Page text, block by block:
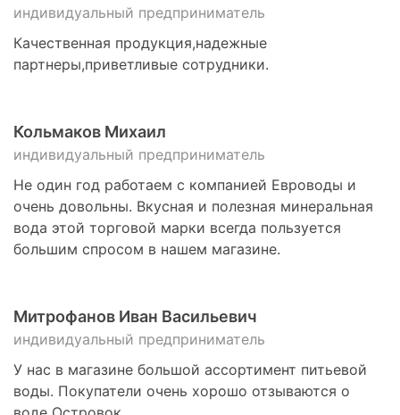
индивидуальный предприниматель
Качественная продукция,надежные
партнеры,приветливые сотрудники.
Кольмаков Михаил
индивидуальный предприниматель
Не один год работаем с компанией Евроводы и
очень довольны. Вкусная и полезная минеральная
вода этой торговой марки всегда пользуется
большим спросом в нашем магазине.
Митрофанов Иван Васильевич
индивидуальный предприниматель
У нас в магазине большой ассортимент питьевой
воды. Покупатели очень хорошо отзываются о